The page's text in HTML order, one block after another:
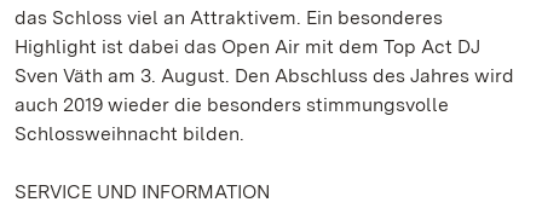
das Schloss viel an Attraktivem. Ein besonderes
Highlight ist dabei das Open Air mit dem Top Act DJ
Sven Väth am 3. August. Den Abschluss des Jahres wird
auch 2019 wieder die besonders stimmungsvolle
Schlossweihnacht bilden.
SERVICE UND INFORMATION